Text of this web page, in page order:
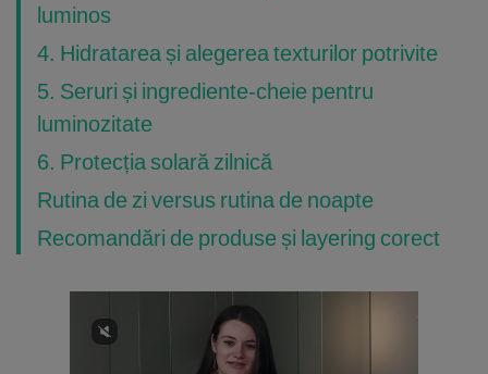
luminos
4. Hidratarea și alegerea texturilor potrivite
5. Seruri și ingrediente-cheie pentru
luminozitate
6. Protecția solară zilnică
Rutina de zi versus rutina de noapte
Recomandări de produse și layering corect